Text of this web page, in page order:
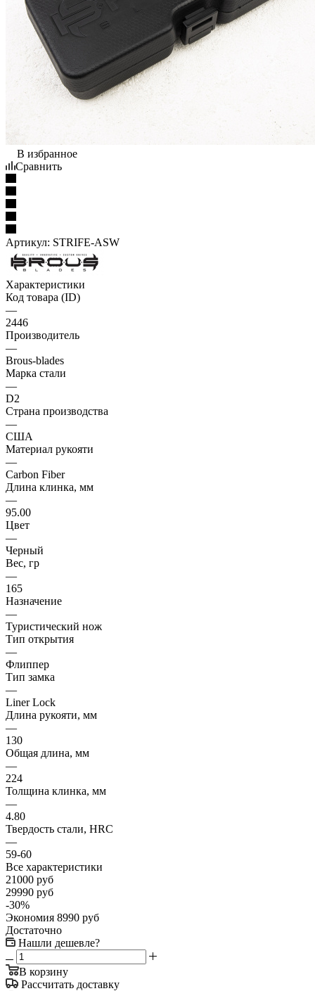
В избранное
Сравнить
Артикул: STRIFE-ASW
Характеристики
Код товара (ID)
—
2446
Производитель
—
Brous-blades
Марка стали
—
D2
Страна производства
—
США
Материал рукояти
—
Carbon Fiber
Длина клинка, мм
—
95.00
Цвет
—
Черный
Вес, гр
—
165
Назначение
—
Туристический нож
Тип открытия
—
Флиппер
Тип замка
—
Liner Lock
Длина рукояти, мм
—
130
Общая длина, мм
—
224
Толщина клинка, мм
—
4.80
Твердость стали, HRC
—
59-60
Все характеристики
21000 руб
29990 руб
-30%
Экономия 8990 руб
Достаточно
Нашли дешевле?
В корзину
Рассчитать доставку